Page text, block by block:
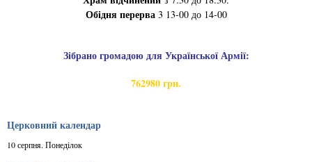
Обідня перерва3 13-00 до 14-00
Зібрано громадою для Української Армії:
762980 грн.
Церковний календар
10 серпня. Понеділок